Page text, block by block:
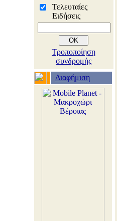
Τελευταίες
Ειδήσεις
Τροποποίηση
συνδρομής
Διαφήμιση